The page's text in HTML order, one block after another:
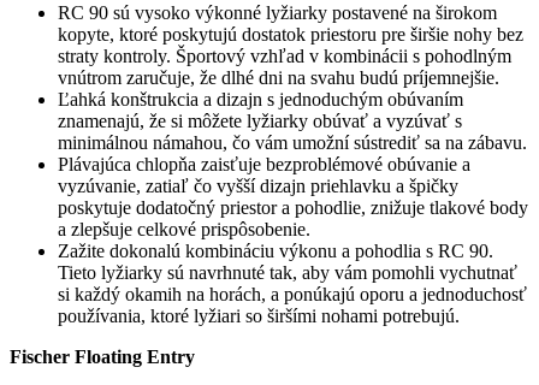
RC 90 sú vysoko výkonné lyžiarky postavené na širokom
kopyte, ktoré poskytujú dostatok priestoru pre širšie nohy bez
straty kontroly. Športový vzhľad v kombinácii s pohodlným
vnútrom zaručuje, že dlhé dni na svahu budú príjemnejšie.
Ľahká konštrukcia a dizajn s jednoduchým obúvaním
znamenajú, že si môžete lyžiarky obúvať a vyzúvať s
minimálnou námahou, čo vám umožní sústrediť sa na zábavu.
Plávajúca chlopňa zaisťuje bezproblémové obúvanie a
vyzúvanie, zatiaľ čo vyšší dizajn priehlavku a špičky
poskytuje dodatočný priestor a pohodlie, znižuje tlakové body
a zlepšuje celkové prispôsobenie.
Zažite dokonalú kombináciu výkonu a pohodlia s RC 90.
Tieto lyžiarky sú navrhnuté tak, aby vám pomohli vychutnať
si každý okamih na horách, a ponúkajú oporu a jednoduchosť
používania, ktoré lyžiari so širšími nohami potrebujú.
Fischer Floating Entry